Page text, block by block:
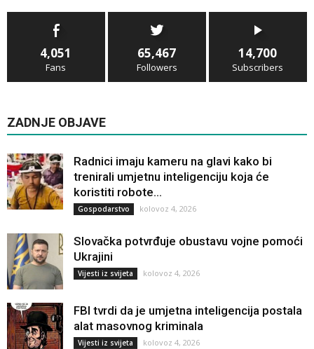
4,051
Fans
65,467
Followers
14,700
Subscribers
ZADNJE OBJAVE
Radnici imaju kameru na glavi kako bi
trenirali umjetnu inteligenciju koja će
koristiti robote...
Gospodarstvo kolovoz 4, 2026
Slovačka potvrđuje obustavu vojne pomoći
Ukrajini
Vijesti iz svijeta kolovoz 4, 2026
FBI tvrdi da je umjetna inteligencija postala
alat masovnog kriminala
Vijesti iz svijeta kolovoz 4, 2026